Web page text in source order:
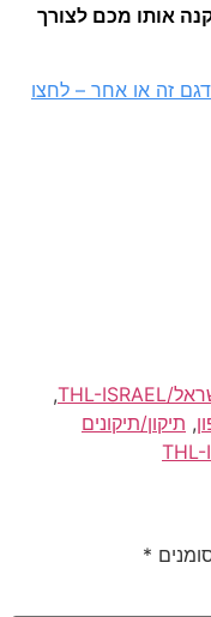
אותו מכם לצורך
זה או אחר – לחצו
,
, תיקון/תיקונים
*